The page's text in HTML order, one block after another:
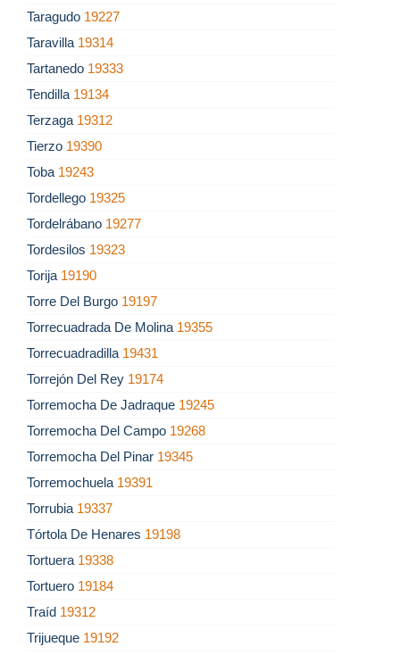
Taragudo 19227
Taravilla 19314
Tartanedo 19333
Tendilla 19134
Terzaga 19312
Tierzo 19390
Toba 19243
Tordellego 19325
Tordelrábano 19277
Tordesilos 19323
Torija 19190
Torre Del Burgo 19197
Torrecuadrada De Molina 19355
Torrecuadradilla 19431
Torrejón Del Rey 19174
Torremocha De Jadraque 19245
Torremocha Del Campo 19268
Torremocha Del Pinar 19345
Torremochuela 19391
Torrubia 19337
Tórtola De Henares 19198
Tortuera 19338
Tortuero 19184
Traíd 19312
Trijueque 19192